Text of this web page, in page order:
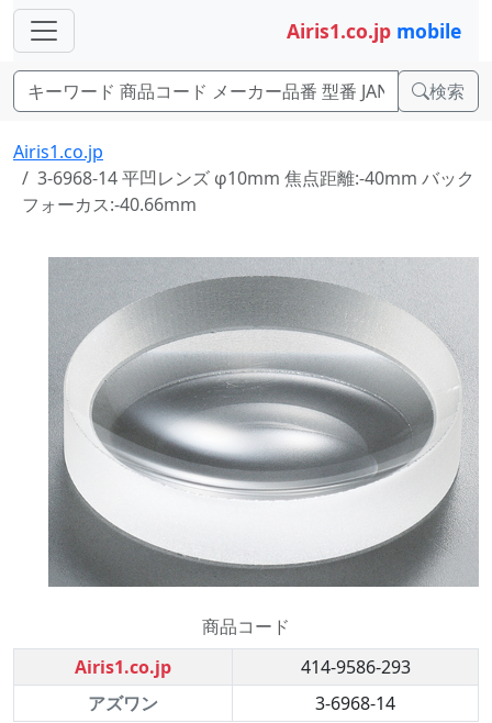
Airis1.co.jp mobile
検索
Airis1.co.jp
3-6968-14 平凹レンズ φ10mm 焦点距離:-40mm バック
フォーカス:-40.66mm
商品コード
Airis1.co.jp
414-9586-293
アズワン
3-6968-14